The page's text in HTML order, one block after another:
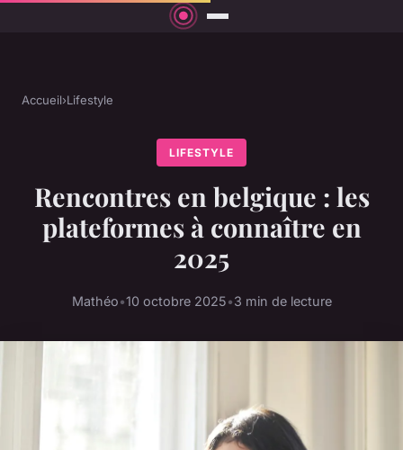
Accueil›Lifestyle
LIFESTYLE
Rencontres en belgique : les
plateformes à connaître en
2025
Mathéo•10 octobre 2025•3 min de lecture